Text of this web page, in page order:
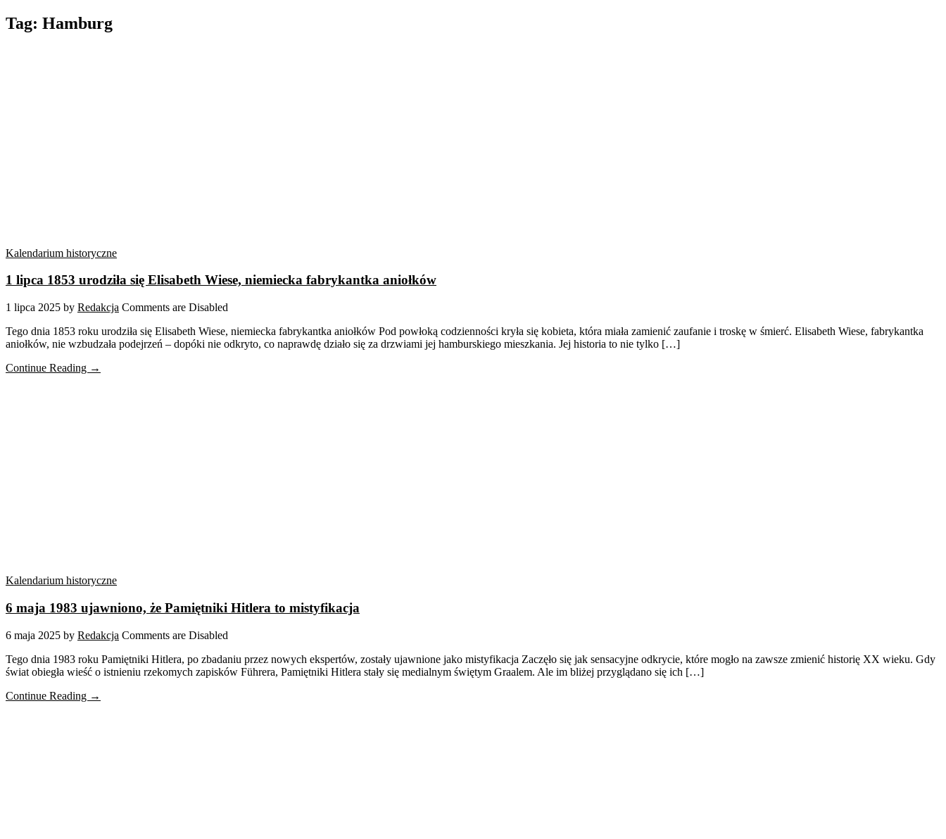
Tag: Hamburg
Kalendarium historyczne
1 lipca 1853 urodziła się Elisabeth Wiese, niemiecka fabrykantka aniołków
1 lipca 2025 by Redakcja Comments are Disabled
Tego dnia 1853 roku urodziła się Elisabeth Wiese, niemiecka fabrykantka aniołków Pod powłoką codzienności kryła się kobieta, która miała zamienić zaufanie i troskę w śmierć. Elisabeth Wiese, fabrykantka
aniołków, nie wzbudzała podejrzeń – dopóki nie odkryto, co naprawdę działo się za drzwiami jej hamburskiego mieszkania. Jej historia to nie tylko […]
Continue Reading →
Kalendarium historyczne
6 maja 1983 ujawniono, że Pamiętniki Hitlera to mistyfikacja
6 maja 2025 by Redakcja Comments are Disabled
Tego dnia 1983 roku Pamiętniki Hitlera, po zbadaniu przez nowych ekspertów, zostały ujawnione jako mistyfikacja Zaczęło się jak sensacyjne odkrycie, które mogło na zawsze zmienić historię XX wieku. Gdy
świat obiegła wieść o istnieniu rzekomych zapisków Führera, Pamiętniki Hitlera stały się medialnym świętym Graalem. Ale im bliżej przyglądano się ich […]
Continue Reading →